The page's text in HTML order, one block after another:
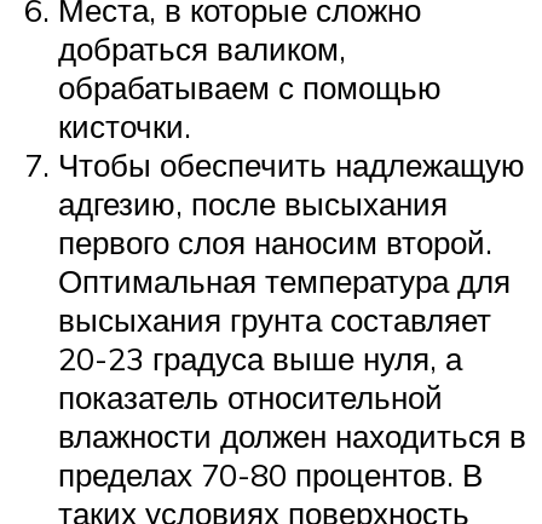
Места, в которые сложно
добраться валиком,
обрабатываем с помощью
кисточки.
Чтобы обеспечить надлежащую
адгезию, после высыхания
первого слоя наносим второй.
Оптимальная температура для
высыхания грунта составляет
20-23 градуса выше нуля, а
показатель относительной
влажности должен находиться в
пределах 70-80 процентов. В
таких условиях поверхность